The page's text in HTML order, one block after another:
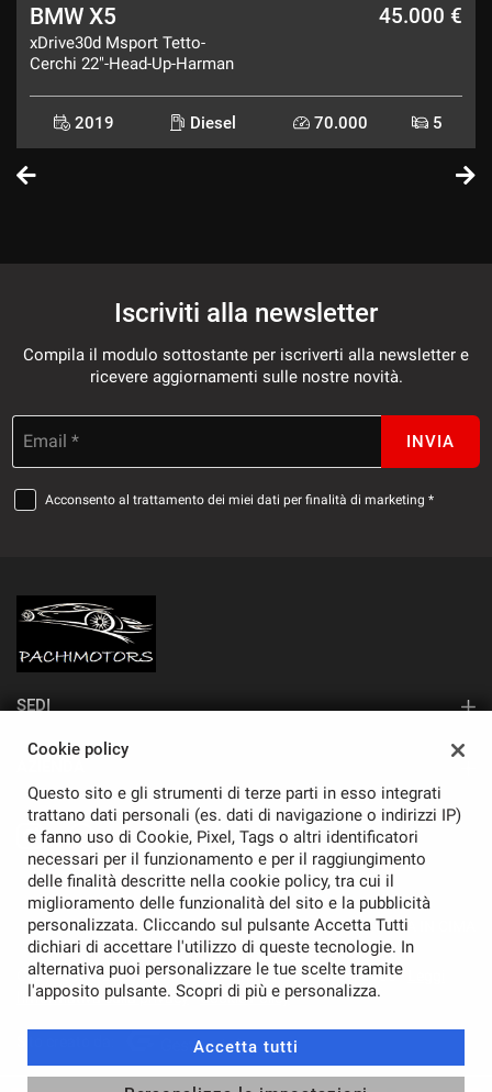
BMW X5
xDrive30d Msport Tetto-
Cerchi 22"-Head-Up-Harman
45.000 €
2019 Diesel 70.000 5
Iscriviti alla newsletter
Compila il modulo sottostante per iscriverti alla newsletter e
ricevere aggiornamenti sulle nostre novità.
Email * INVIA
Acconsento al trattamento dei miei dati per finalità di marketing *
SEDI
Sede di Monza
Contatti
TORNA IN CIMA
Copyright © 2026 Pachimotors Srl - P.IVA 11037870968 -
l'informativa sulla privacy-Cookie Policy
Cookie policy
Questo sito e gli strumenti di terze parti in esso integrati
trattano dati personali (es. dati di navigazione o indirizzi IP)
e fanno uso di Cookie, Pixel, Tags o altri identificatori
necessari per il funzionamento e per il raggiungimento
delle finalità descritte nella cookie policy, tra cui il
miglioramento delle funzionalità del sito e la pubblicità
personalizzata. Cliccando sul pulsante Accetta Tutti
dichiari di accettare l'utilizzo di queste tecnologie. In
alternativa puoi personalizzare le tue scelte tramite
l'apposito pulsante. Scopri di più e personalizza.
Accetta tutti